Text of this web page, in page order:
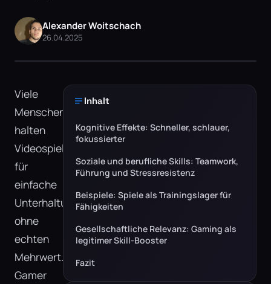
Alexander Woitschach
26.04.2025
Viele
Menschen
halten
Videospiele
für
einfache
Unterhaltung
ohne
echten
Mehrwert.
Gamer
Inhalt
Kognitive Effekte: Schneller, schlauer,
fokussierter
Soziale und berufliche Skills: Teamwork,
Führung und Stressresistenz
Beispiele: Spiele als Trainingslager für
Fähigkeiten
Gesellschaftliche Relevanz: Gaming als
legitimer Skill-Booster
Fazit